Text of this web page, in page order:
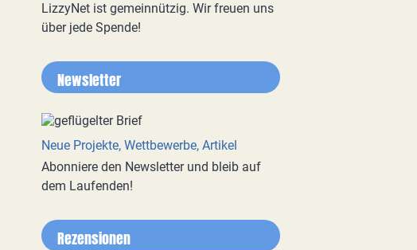
LizzyNet ist gemeinnützig. Wir freuen uns
über jede Spende!
Newsletter
Neue Projekte, Wettbewerbe, Artikel
Abonniere den Newsletter und bleib auf
dem Laufenden!
Rezensionen